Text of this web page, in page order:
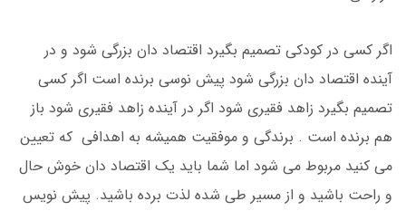
اگر کسی در کودکی تصمیم بگیرد اقتصاد دان بزرگی شود و در
آینده اقتصاد دان بزرگی شود پیش نوسی برنده است اگر کسی
تصمیم بگیرد زاهد فقیری شود اگر در آینده زاهد فقیری شود باز
هم برنده است . برندگی و موفقیت همیشه به اهدافی که تعیین
می کنید مربوط می شود اما شما باید یک اقتصاد دان خوش حال
و راحت باشید و از مسیر طی شده لذت برده باشید. پیش نویس